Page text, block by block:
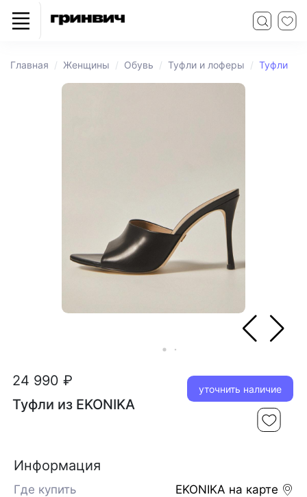
Главная Женщины Обувь Туфли и лоферы Туфли
24 990 ₽
Туфли из EKONIKA
уточнить наличие
Информация
EKONIKA на карте
Где купить